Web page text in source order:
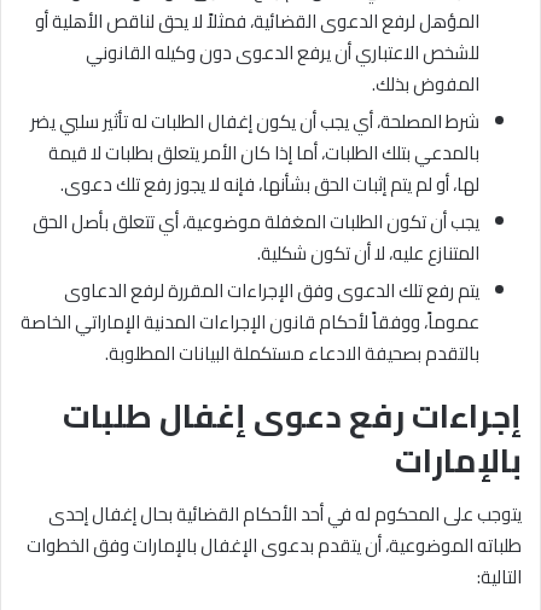
المؤهل لرفع الدعوى القضائية، فمثلاً لا يحق لناقص الأهلية أو
للشخص الاعتباري أن يرفع الدعوى دون وكيله القانوني
المفوض بذلك.
شرط المصلحة، أي يجب أن يكون إغفال الطلبات له تأثير سلبي يضر
بالمدعي بتلك الطلبات، أما إذا كان الأمر يتعلق بطلبات لا قيمة
لها، أو لم يتم إثبات الحق بشأنها، فإنه لا يجوز رفع تلك دعوى.
يجب أن تكون الطلبات المغفلة موضوعية، أي تتعلق بأصل الحق
المتنازع عليه، لا أن تكون شكلية.
يتم رفع تلك الدعوى وفق الإجراءات المقررة لرفع الدعاوى
عموماً، ووفقاً لأحكام قانون الإجراءات المدنية الإماراتي الخاصة
بالتقدم بصحيفة الادعاء مستكملة البيانات المطلوبة.
إجراءات رفع دعوى إغفال طلبات
بالإمارات
يتوجب على المحكوم له في أحد الأحكام القضائية بحال إغفال إحدى
طلباته الموضوعية، أن يتقدم بدعوى الإغفال بالإمارات وفق الخطوات
التالية: